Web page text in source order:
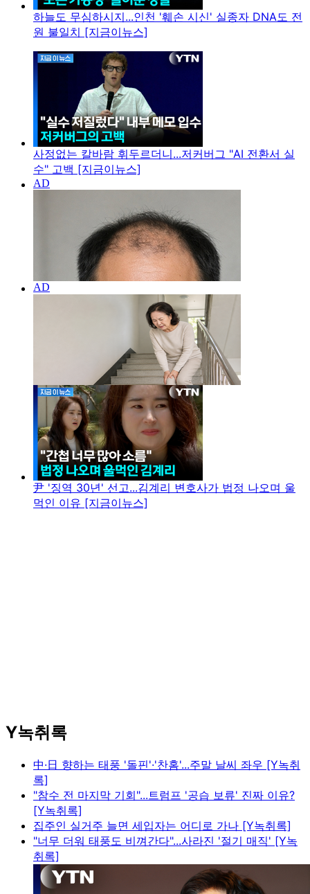
하늘도 무심하시지...인천 '훼손 시신' 실종자 DNA도 전
원 불일치 [지금이뉴스]
사정없는 칼바람 휘두르더니...저커버그 "AI 전환서 실
수" 고백 [지금이뉴스]
尹 '징역 30년' 선고...김계리 변호사가 법정 나오며 울
먹인 이유 [지금이뉴스]
Y녹취록
中·日 향하는 태풍 '돌핀'·'찬홈'...주말 날씨 좌우 [Y녹취
록]
"참수 전 마지막 기회"...트럼프 '공습 보류' 진짜 이유?
[Y녹취록]
집주인 실거주 늘면 세입자는 어디로 가나 [Y녹취록]
"너무 더워 태풍도 비껴간다"...사라진 '절기 매직' [Y녹
취록]